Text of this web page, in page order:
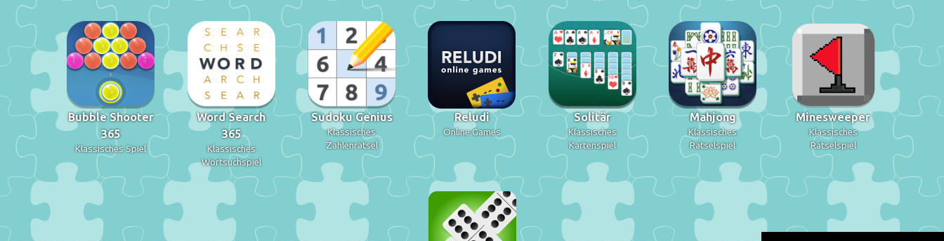
Bubble Shooter
365
Klassisches Spiel
Word Search
365
Klassisches
Wortsuchspiel
Sudoku Genius
Klassisches
Zahlenrätsel
Reludi
Online Games
Solitär
Klassisches
Kartenspiel
Mahjong
Klassisches
Rätselspiel
Minesweeper
Klassisches
Rätselspiel